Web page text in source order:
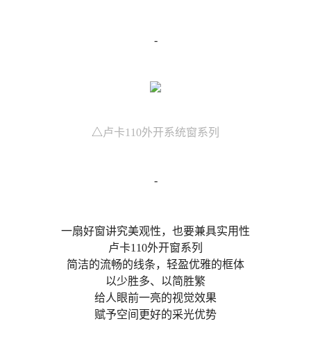
-
△卢卡110外开系统窗系列
-
一扇好窗讲究美观性，也要兼具实用性
卢卡110外开窗系列
简洁的流畅的线条，轻盈优雅的框体
以少胜多、以简胜繁
给人眼前一亮的视觉效果
赋予空间更好的采光优势